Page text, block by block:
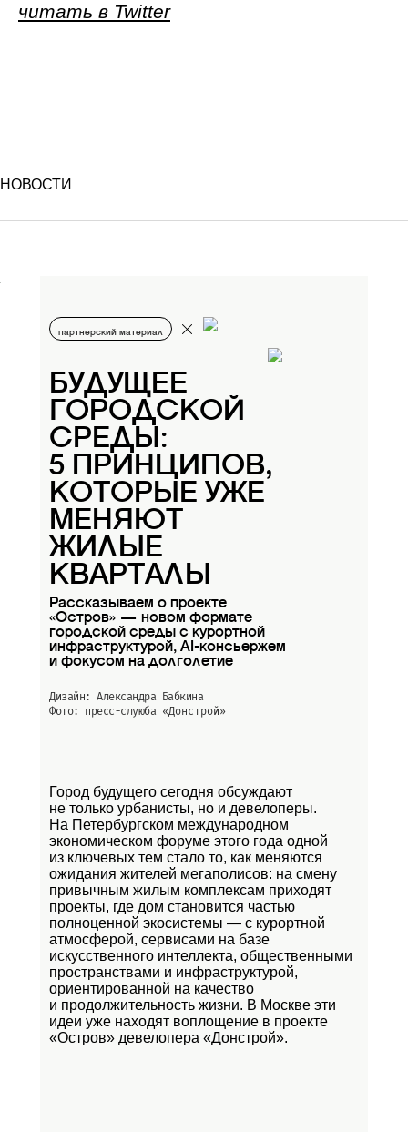
читать в Twitter
НОВОСТИ
партнерский материал
БУДУЩЕЕ
ГОРОДСКОЙ
СРЕДЫ:
5 ПРИНЦИПОВ,
КОТОРЫЕ УЖЕ
МЕНЯЮТ
ЖИЛЫЕ
КВАРТАЛЫ
Рассказываем о проекте
«Остров» — новом формате
городской среды с курортной
инфраструктурой, AI-консьержем
и фокусом на долголетие
Дизайн: Александра Бабкина
Фото: пресс-слуюба «Донстрой»
Город будущего сегодня обсуждают
не только урбанисты, но и девелоперы.
На Петербургском международном
экономическом форуме этого года одной
из ключевых тем стало то, как меняются
ожидания жителей мегаполисов: на смену
привычным жилым комплексам приходят
проекты, где дом становится частью
полноценной экосистемы — с курортной
атмосферой, сервисами на базе
искусственного интеллекта, общественными
пространствами и инфраструктурой,
ориентированной на качество
и продолжительность жизни. В Москве эти
идеи уже находят воплощение в проекте
«Остров» девелопера «Донстрой».